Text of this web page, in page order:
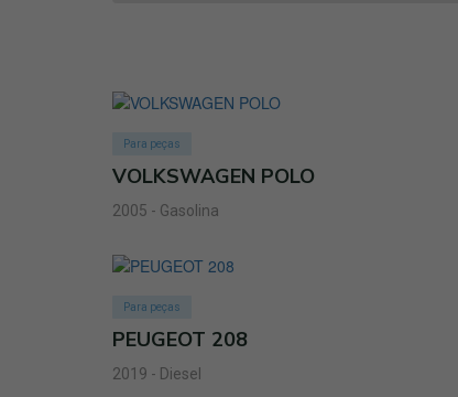
Para peças
VOLKSWAGEN POLO
2005 - Gasolina
Para peças
PEUGEOT 208
2019 - Diesel